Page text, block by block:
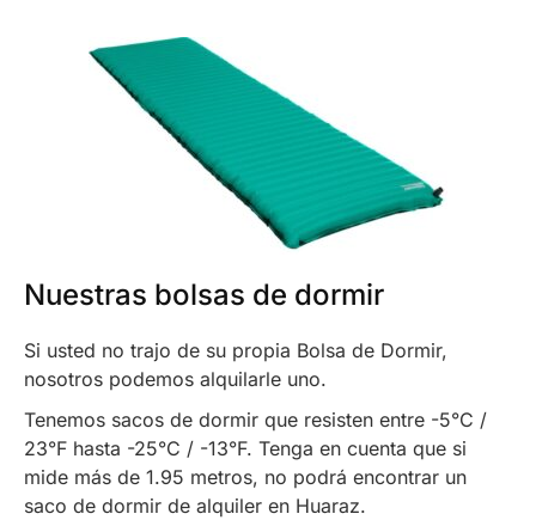
Nuestras bolsas de dormir
Si usted no trajo de su propia Bolsa de Dormir,
nosotros podemos alquilarle uno.
Tenemos sacos de dormir que resisten entre -5°C /
23°F hasta -25°C / -13°F. Tenga en cuenta que si
mide más de 1.95 metros, no podrá encontrar un
saco de dormir de alquiler en Huaraz.